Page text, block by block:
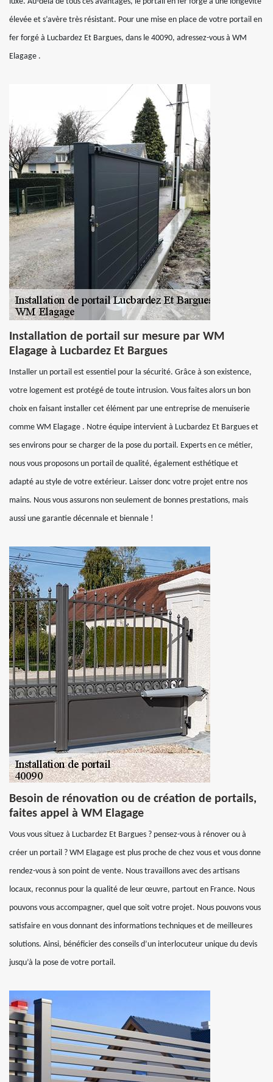
élevée et s’avère très résistant. Pour une mise en place de votre portail en
fer forgé à Lucbardez Et Bargues, dans le 40090, adressez-vous à WM
Elagage .
Installation de portail sur mesure par WM
Elagage à Lucbardez Et Bargues
Installer un portail est essentiel pour la sécurité. Grâce à son existence,
votre logement est protégé de toute intrusion. Vous faites alors un bon
choix en faisant installer cet élément par une entreprise de menuiserie
comme WM Elagage . Notre équipe intervient à Lucbardez Et Bargues et
ses environs pour se charger de la pose du portail. Experts en ce métier,
nous vous proposons un portail de qualité, également esthétique et
adapté au style de votre extérieur. Laisser donc votre projet entre nos
mains. Nous vous assurons non seulement de bonnes prestations, mais
aussi une garantie décennale et biennale !
Besoin de rénovation ou de création de portails,
faites appel à WM Elagage
Vous vous situez à Lucbardez Et Bargues ? pensez-vous à rénover ou à
créer un portail ? WM Elagage est plus proche de chez vous et vous donne
rendez-vous à son point de vente. Nous travaillons avec des artisans
locaux, reconnus pour la qualité de leur œuvre, partout en France. Nous
pouvons vous accompagner, quel que soit votre projet. Nous pouvons vous
satisfaire en vous donnant des informations techniques et de meilleures
solutions. Ainsi, bénéficier des conseils d’un interlocuteur unique du devis
jusqu’à la pose de votre portail.